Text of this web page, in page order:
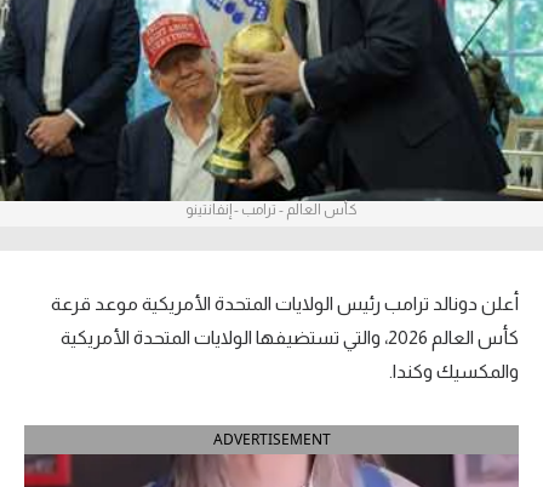
آراء حرة
ركن الألعاب
بطولات
أمريكا 2026
الدوري الإنجليزي الممتاز
الدوري الإسباني
الدوري الإيطالي
الدوري الألماني
كأس العالم - ترامب - إنفانتينو
أعلن دونالد ترامب رئيس الولايات المتحدة الأمريكية موعد قرعة
كأس العالم 2026، والتي تستضيفها الولايات المتحدة الأمريكية
والمكسيك وكندا.
ADVERTISEMENT